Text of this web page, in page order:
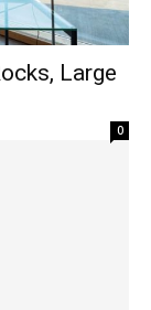
Large
0